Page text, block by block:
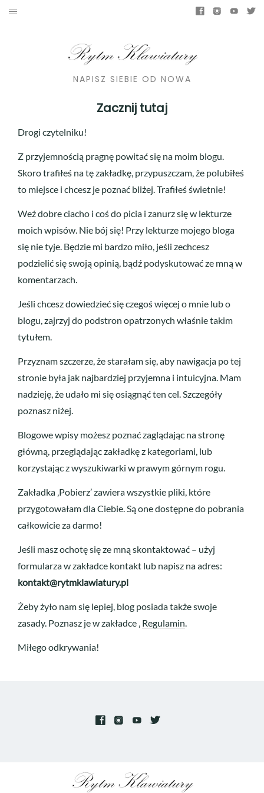
NAPISZ SIEBIE OD NOWA
Zacznij tutaj
Drogi czytelniku!
Z przyjemnością pragnę powitać się na moim blogu.
Skoro trafiłeś na tę zakładkę, przypuszczam, że polubiłeś
to miejsce i chcesz je poznać bliżej. Trafiłeś świetnie!
Weź dobre ciacho i coś do picia i zanurz się w lekturze
moich wpisów. Nie bój się! Przy lekturze mojego bloga
się nie tyje. Będzie mi bardzo miło, jeśli zechcesz
podzielić się swoją opinią, bądź podyskutować ze mną w
komentarzach.
Jeśli chcesz dowiedzieć się czegoś więcej o mnie lub o
blogu, zajrzyj do podstron opatrzonych właśnie takim
tytułem.
Przyznam szczerze, że starałam się, aby nawigacja po tej
stronie była jak najbardziej przyjemna i intuicyjna. Mam
nadzieję, że udało mi się osiągnąć ten cel. Szczegóły
poznasz niżej.
Blogowe wpisy możesz poznać zaglądając na stronę
główną, przeglądając zakładkę z kategoriami, lub
korzystając z wyszukiwarki w prawym górnym rogu.
Zakładka ‚Pobierz’ zawiera wszystkie pliki, które
przygotowałam dla Ciebie. Są one dostępne do pobrania
całkowicie za darmo!
Jeśli masz ochotę się ze mną skontaktować – użyj
formularza w zakładce kontakt lub napisz na adres:
kontakt@rytmklawiatury.pl
Żeby żyło nam się lepiej, blog posiada także swoje
zasady. Poznasz je w zakładce ‚ Regulamin.
Miłego odkrywania!